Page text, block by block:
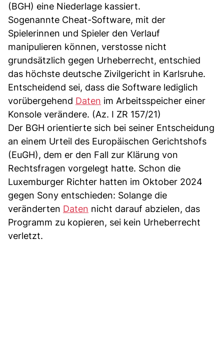
(BGH) eine Niederlage kassiert.
Sogenannte Cheat-Software, mit der
Spielerinnen und Spieler den Verlauf
manipulieren können, verstosse nicht
grundsätzlich gegen Urheberrecht, entschied
das höchste deutsche Zivilgericht in Karlsruhe.
Entscheidend sei, dass die Software lediglich
vorübergehend Daten im Arbeitsspeicher einer
Konsole verändere. (Az. I ZR 157/21)
Der BGH orientierte sich bei seiner Entscheidung
an einem Urteil des Europäischen Gerichtshofs
(EuGH), dem er den Fall zur Klärung von
Rechtsfragen vorgelegt hatte. Schon die
Luxemburger Richter hatten im Oktober 2024
gegen Sony entschieden: Solange die
veränderten Daten nicht darauf abzielen, das
Programm zu kopieren, sei kein Urheberrecht
verletzt.